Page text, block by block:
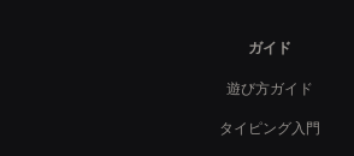
ガイド
遊び方ガイド
タイピング入門